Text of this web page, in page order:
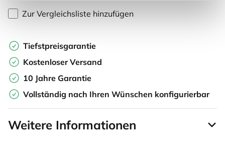
Zur Vergleichsliste hinzufügen
Tiefstpreisgarantie
Kostenloser Versand
10 Jahre Garantie
Vollständig nach Ihren Wünschen konfigurierbar
Weitere Informationen